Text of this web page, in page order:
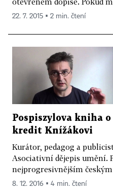
22. 7. 2015 ▪ 2 min. čtení
Pospiszylova kniha
kredit Knížákovi
Kurátor, pedagog a
Asociativní dějepis umění.
nejprogresivnějším českým
8. 12. 2016 ▪ 4 min. čtení